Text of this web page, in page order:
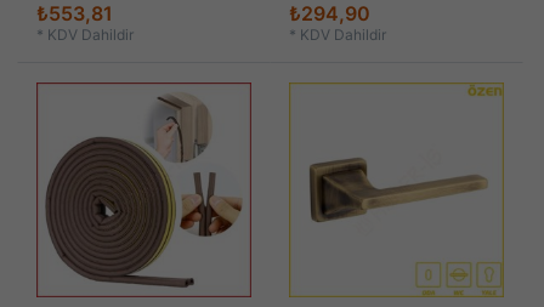
₺553,81
* KDV Dahildir
₺294,90
* KDV Dahildir